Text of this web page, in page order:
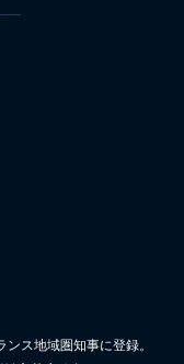
ス地域圏知事に登録。